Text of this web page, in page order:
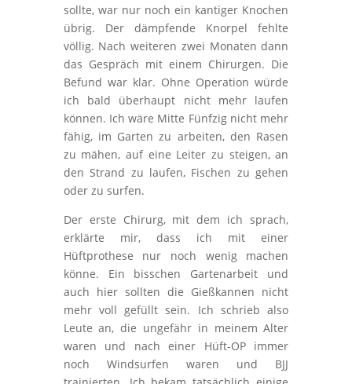
sollte, war nur noch ein kantiger Knochen
übrig. Der dämpfende Knorpel fehlte
völlig. Nach weiteren zwei Monaten dann
das Gespräch mit einem Chirurgen. Die
Befund war klar. Ohne Operation würde
ich bald überhaupt nicht mehr laufen
können. Ich wäre Mitte Fünfzig nicht mehr
fähig, im Garten zu arbeiten, den Rasen
zu mähen, auf eine Leiter zu steigen, an
den Strand zu laufen, Fischen zu gehen
oder zu surfen.
Der erste Chirurg, mit dem ich sprach,
erklärte mir, dass ich mit einer
Hüftprothese nur noch wenig machen
könne. Ein bisschen Gartenarbeit und
auch hier sollten die Gießkannen nicht
mehr voll gefüllt sein. Ich schrieb also
Leute an, die ungefähr in meinem Alter
waren und nach einer Hüft-OP immer
noch Windsurfen waren und BJJ